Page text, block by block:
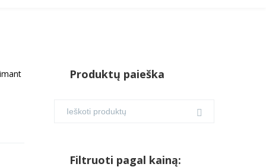
Produktų paieška
Filtruoti pagal kainą: